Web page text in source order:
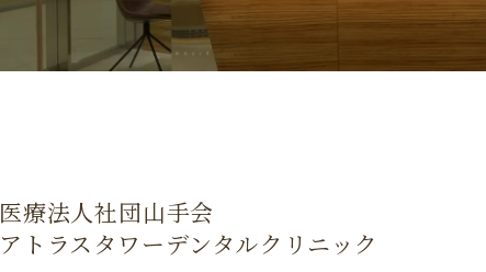
医療法人社団山手会
アトラスタワーデンタルクリニック